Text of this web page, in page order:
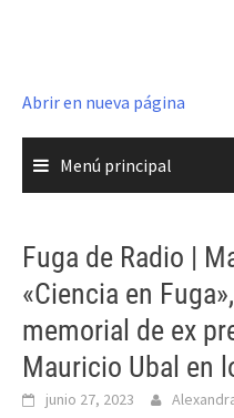
Abrir en nueva página
Menú principal
Fuga de Radio |
«Ciencia en
memorial de ex
Mauricio Ubal en
junio 27, 2023